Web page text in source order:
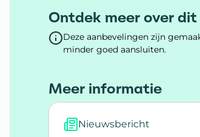
Ontdek meer over
Deze aanbevelingen zijn
minder goed aansluiten.
Meer informatie
Nieuwsbericht